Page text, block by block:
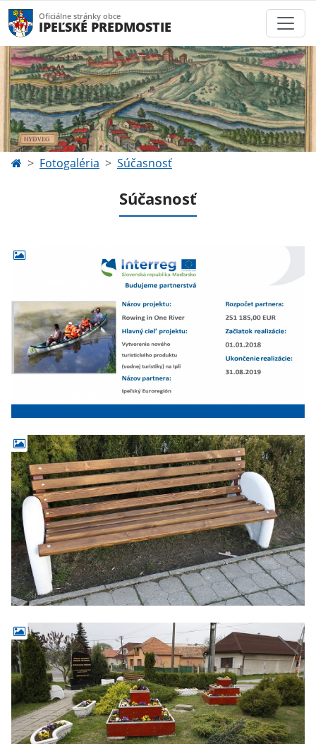
Oficiálne stránky obce
IPEĽSKÉ PREDMOSTIE
Fotogaléria Súčasnosť
Súčasnosť